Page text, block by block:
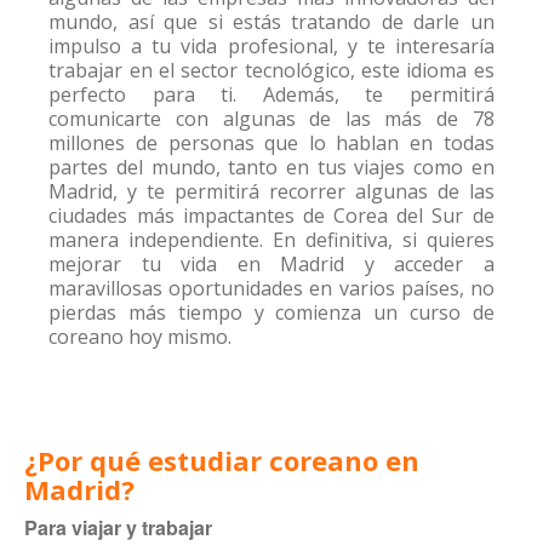
mundo, así que si estás tratando de darle un
impulso a tu vida profesional, y te interesaría
trabajar en el sector tecnológico, este idioma es
perfecto para ti. Además, te permitirá
comunicarte con algunas de las más de 78
millones de personas que lo hablan en todas
partes del mundo, tanto en tus viajes como en
Madrid, y te permitirá recorrer algunas de las
ciudades más impactantes de Corea del Sur de
manera independiente. En definitiva, si quieres
mejorar tu vida en Madrid y acceder a
maravillosas oportunidades en varios países, no
pierdas más tiempo y comienza un curso de
coreano hoy mismo.
¿Por qué estudiar coreano en
Madrid?
Para viajar y trabajar